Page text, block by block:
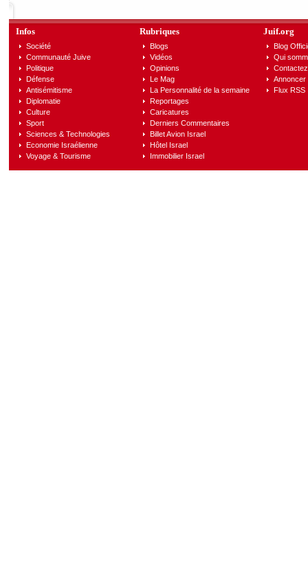
Infos
Société
Communauté Juive
Politique
Défense
Antisémitisme
Diplomatie
Culture
Sport
Sciences & Technologies
Economie Israélienne
Voyage & Tourisme
Rubriques
Blogs
Vidéos
Opinions
Le Mag
La Personnalité de la semaine
Reportages
Caricatures
Derniers Commentaires
Billet Avion Israel
Hôtel Israel
Immobilier Israel
Juif.org
Blog
Qui
Annoncer
Flux RSS